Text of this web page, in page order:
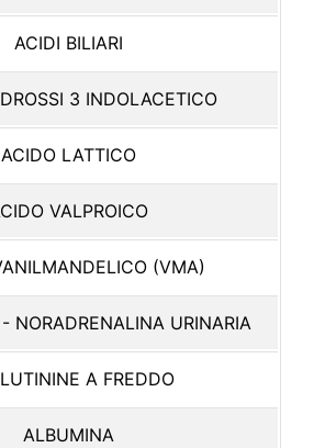
ACIDI BILIARI
3 INDOLACETICO
ACIDO LATTICO
VALPROICO
(VMA)
NORADRENALINA URINARIA
A FREDDO
ALBUMINA